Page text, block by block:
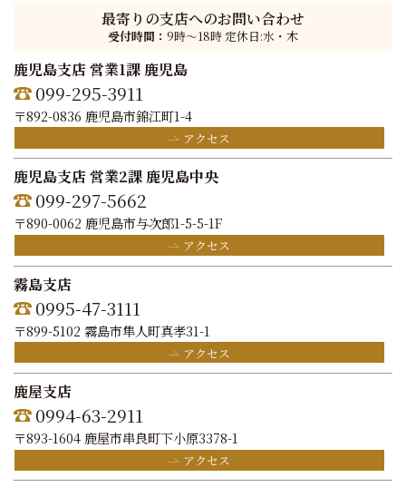
最寄りの支店へのお問い合わせ
受付時間： 9時〜18時 定休日:水・木
鹿児島支店 営業1課 鹿児島
099-295-3911
〒892-0836 鹿児島市錦江町1-4
アクセス
鹿児島支店 営業2課 鹿児島中央
099-297-5662
〒890-0062 鹿児島市与次郎1-5-5-1F
アクセス
霧島支店
0995-47-3111
〒899-5102 霧島市隼人町真孝31-1
アクセス
鹿屋支店
0994-63-2911
〒893-1604 鹿屋市串良町下小原3378-1
アクセス